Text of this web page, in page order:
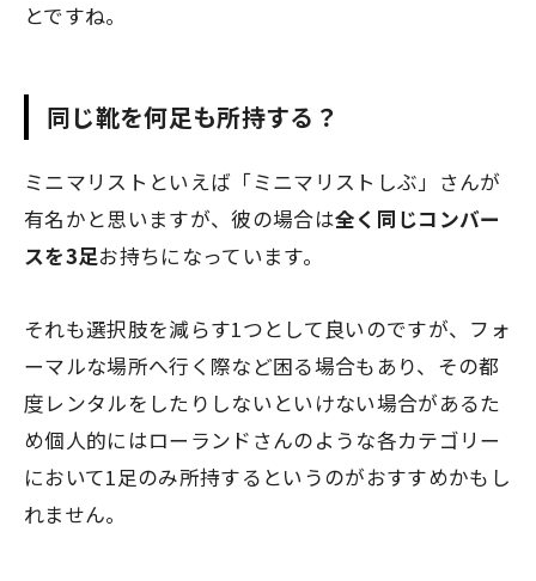
とですね。
同じ靴を何足も所持する？
ミニマリストといえば「ミニマリストしぶ」さんが
有名かと思いますが、彼の場合は全く同じコンバー
スを3足お持ちになっています。
それも選択肢を減らす1つとして良いのですが、フォ
ーマルな場所へ行く際など困る場合もあり、その都
度レンタルをしたりしないといけない場合があるた
め個人的にはローランドさんのような各カテゴリー
において1足のみ所持するというのがおすすめかもし
れません。